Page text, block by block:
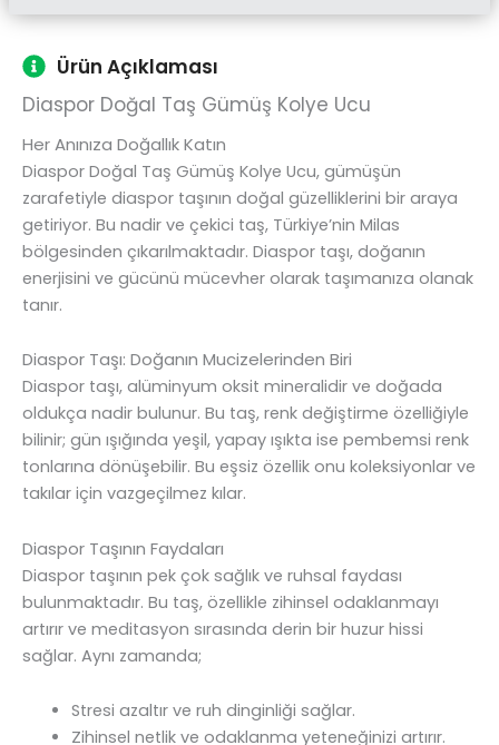
Ürün Açıklaması
Diaspor Doğal Taş Gümüş Kolye Ucu
Her Anınıza Doğallık Katın
Diaspor Doğal Taş Gümüş Kolye Ucu, gümüşün
zarafetiyle diaspor taşının doğal güzelliklerini bir araya
getiriyor. Bu nadir ve çekici taş, Türkiye’nin Milas
bölgesinden çıkarılmaktadır. Diaspor taşı, doğanın
enerjisini ve gücünü mücevher olarak taşımanıza olanak
tanır.
Diaspor Taşı: Doğanın Mucizelerinden Biri
Diaspor taşı, alüminyum oksit mineralidir ve doğada
oldukça nadir bulunur. Bu taş, renk değiştirme özelliğiyle
bilinir; gün ışığında yeşil, yapay ışıkta ise pembemsi renk
tonlarına dönüşebilir. Bu eşsiz özellik onu koleksiyonlar ve
takılar için vazgeçilmez kılar.
Diaspor Taşının Faydaları
Diaspor taşının pek çok sağlık ve ruhsal faydası
bulunmaktadır. Bu taş, özellikle zihinsel odaklanmayı
artırır ve meditasyon sırasında derin bir huzur hissi
sağlar. Aynı zamanda;
Stresi azaltır ve ruh dinginliği sağlar.
Zihinsel netlik ve odaklanma yeteneğinizi artırır.